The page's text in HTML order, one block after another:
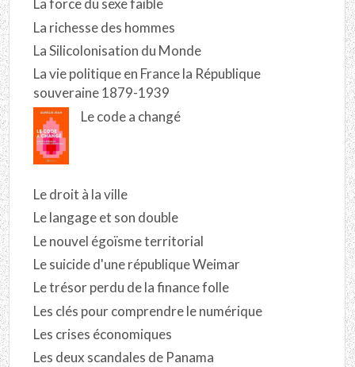
La force du sexe faible
La richesse des hommes
La Silicolonisation du Monde
La vie politique en France la République
souveraine 1879-1939
Le code a changé
Le droit à la ville
Le langage et son double
Le nouvel égoïsme territorial
Le suicide d'une république Weimar
Le trésor perdu de la finance folle
Les clés pour comprendre le numérique
Les crises économiques
Les deux scandales de Panama